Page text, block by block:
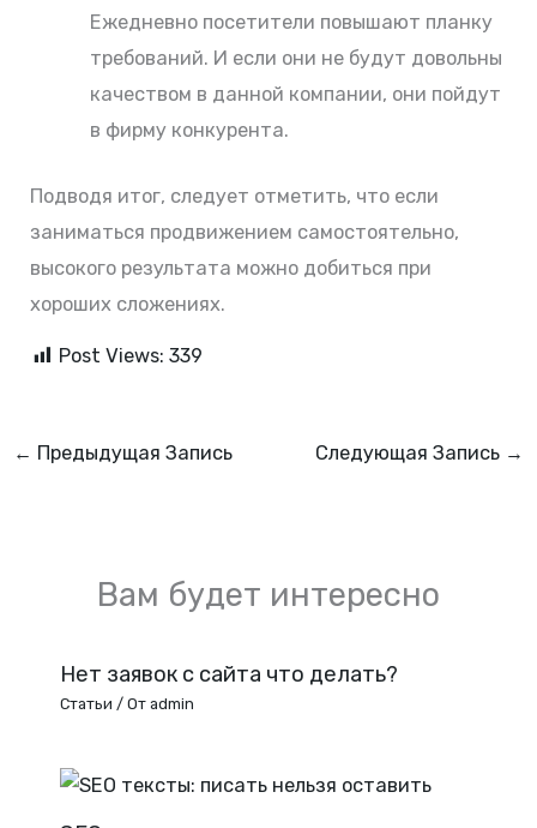
Ежедневно посетители повышают планку
требований. И если они не будут довольны
качеством в данной компании, они пойдут
в фирму конкурента.
Подводя итог, следует отметить, что если
заниматься продвижением самостоятельно,
высокого результата можно добиться при
хороших сложениях.
Post Views: 339
← Предыдущая Запись Следующая Запись →
Вам будет интересно
Нет заявок с сайта что делать?
Статьи / От admin